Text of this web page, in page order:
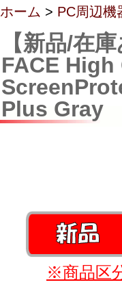
ホーム > PC周辺機
【新品/在
FACE
Plus Gray
※商品区